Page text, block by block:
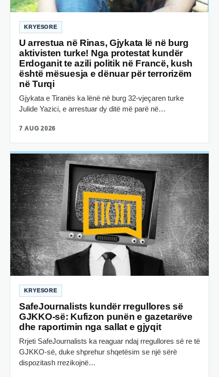
KRYESORE
U arrestua në Rinas, Gjykata lë në burg
aktivisten turke! Nga protestat kundër
Erdoganit te azili politik në Francë, kush
është mësuesja e dënuar për terrorizëm
në Turqi
Gjykata e Tiranës ka lënë në burg 32-vjeçaren turke
Julide Yazici, e arrestuar dy ditë më parë në…
7 AUG 2026
KRYESORE
SafeJournalists kundër rregullores së
GJKKO-së: Kufizon punën e gazetarëve
dhe raportimin nga sallat e gjyqit
Rrjeti SafeJournalists ka reaguar ndaj rregullores së re të
GJKKO-së, duke shprehur shqetësim se një sërë
dispozitash rrezikojnë…